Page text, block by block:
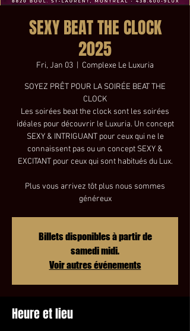
SEXY BEAT THE CLOCK
2025
Fri, Jan 03 Complexe Le Luxuria
SOYEZ PRÊT POUR LA SOIRÉE BEAT THE
CLOCK
Les soirées beat the clock sont les soirées
idéales pour découvrir le Luxuria. Un concept
SEXY & INTRIGUANT pour ceux qui ne le
connaissent pas ou un concept SEXY &
EXCITANT pour ceux qui sont habitués du Lux.
Plus vous arrivez tôt plus nous sommes
généreux
Billets disponibles à partir de
samedi midi.
Voir autres événements
Heure et lieu